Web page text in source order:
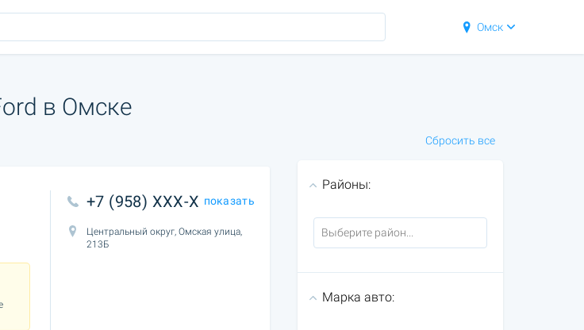
Омск
в Омске
+7 (958) XXX-X показать
Центральный округ, Омская улица,
213Б
Сбросить все
Районы:
Марка авто: